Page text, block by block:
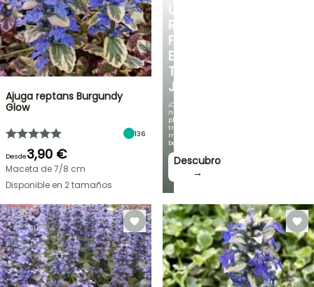
UN
RINCÓN
FRESCO
EN
TU
JARDÍN
¡Con
nuestras
plantas
trepadoras
más
bonitas!
Descubro
→
Ajuga reptans Burgundy
Glow
136
Desde3,90 €
Maceta de 7/8 cm
Disponible en 2 tamaños